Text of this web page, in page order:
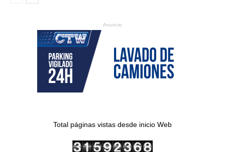
Anuncio
Total páginas vistas desde inicio Web